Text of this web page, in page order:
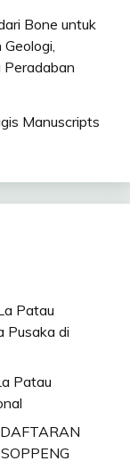
Bone untuk
Peradaban
Manuscripts
Patau
Pusaka di
Patau